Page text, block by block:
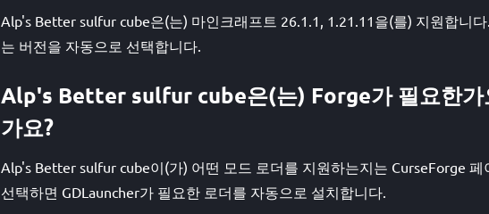
Alp's Better sulfur cube은(는) 마인크래프트 26.1.1, 1.21.11을(를) 지원합니
는 버전을 자동으로 선택합니다.
Alp's Better sulfur cube은(는) Forge가 필요한가
가요?
Alp's Better sulfur cube이(가) 어떤 모드 로더를 지원하는지는 CurseForge
선택하면 GDLauncher가 필요한 로더를 자동으로 설치합니다.